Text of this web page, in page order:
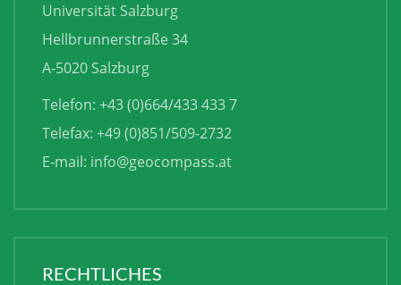
Universität Salzburg
Hellbrunnerstraße 34
A-5020 Salzburg
Telefon: +43 (0)664/433 433 7
Telefax: +49 (0)851/509-2732
E-mail: info@geocompass.at
RECHTLICHES